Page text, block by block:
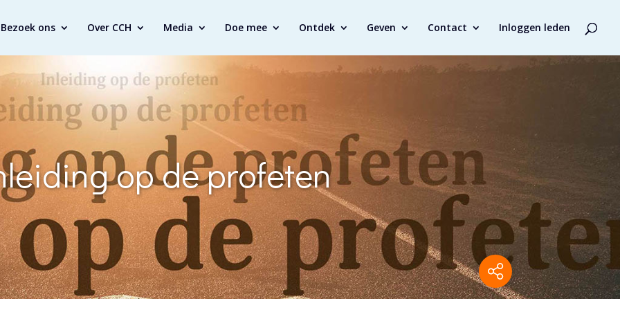
Bezoek ons Over CCH Media Doe mee Ontdek Geven Contact Inloggen leden
op de profeten